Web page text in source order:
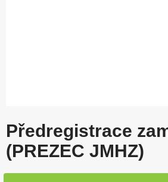
Předregistrace
(PREZEC JMHZ)